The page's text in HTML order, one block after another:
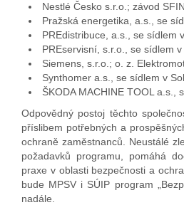
Nestlé Česko s.r.o.; závod
Pražská energetika, a.s., se
PREdistribuce, a.s., se sídlem
PREservisní, s.r.o., se sídlem v
Siemens, s.r.o.; o. z.
Synthomer a.s., se sídlem v
ŠKODA MACHINE TOOL a.s.,
Odpovědný postoj těchto
příslibem potřebných a
ochraně zaměstnanců. Neustálé
požadavků programu, pomáhá
praxe v oblasti bezpečnosti a
bude MPSV i SÚIP program
nadále.